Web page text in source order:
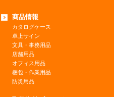
商品情報
カタログケース
卓上サイン
文具・事務用品
店舗用品
オフィス用品
梱包・作業用品
防災用品